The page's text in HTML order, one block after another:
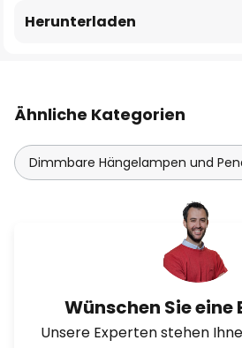
Herunterladen
Ähnliche Kategorien
Dimmbare Hängelampen und
Wünschen Sie eine
Unsere Experten stehen